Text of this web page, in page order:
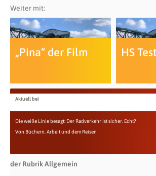
Weiter mit:
„Pina“ der Film HS
Aktuell bei
Die weiße Linie besagt: Der Radverkehr ist sicher. Echt?
Von Büchern, Arbeit und dem Reisen
der Rubrik Allgemein